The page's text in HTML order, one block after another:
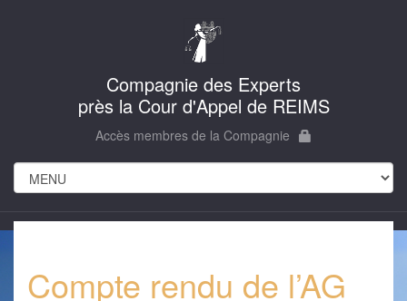
Compagnie des Experts
près la Cour d'Appel de REIMS
Accès membres de la Compagnie
Compte rendu de l’AG